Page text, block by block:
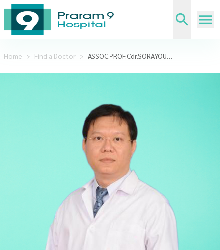
Home > Find a Doctor > ASSOC.PROF.Cdr.SORAYOUTH CHUMNANVEJ ,MD.,Ph.D